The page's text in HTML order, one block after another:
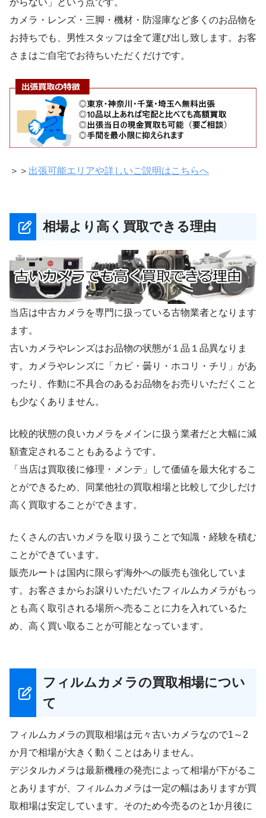
カメラ・レンズ・三脚・機材・防湿庫など多くのお品物を
お持ちでも、男性スタッフは全て運び出し致します。お客
さまはご自宅でお待ちいただくだけです。
＞＞ 出張可能エリアや詳しいご説明はこちらへ
相場より高く買取できる理由
当店は中古カメラを専門に扱っている古物業者となります
ます。
古いカメラやレンズはお品物の状態が１品１品異なりま
す。カメラやレンズに「カビ・曇り・ホコリ・チリ」があ
ったり、作動に不具合のあるお品物をお売りいただくこと
も少なくありません。
比較的状態の良いカメラをメインに扱う業者だと大幅に減
額査定されることもあるようです。
「当店は買取後に修理・メンテ」して価値を最大化するこ
とができるため、同業他社の買取相場と比較して少しだけ
高く買取することができます。
たくさんの古いカメラを取り扱うことで知識・経験を積む
ことができています。
販売ルートは国内に限らず海外への販売も強化していま
す。お客さまからお譲りいただいたフィルムカメラがもっ
とも高く取引される場所へ売ることに力を入れているた
め、高く買い取ることが可能となっています。
フィルムカメラの買取相場につい
て
フィルムカメラの買取相場は元々古いカメラなので1～2
か月で相場が大きく動くことはありません。
デジタルカメラは最新機種の発売によって相場が下がるこ
とありますが、フィルムカメラは一定の幅はありますが買
取相場は安定しています。そのため今売るのと1か月後に